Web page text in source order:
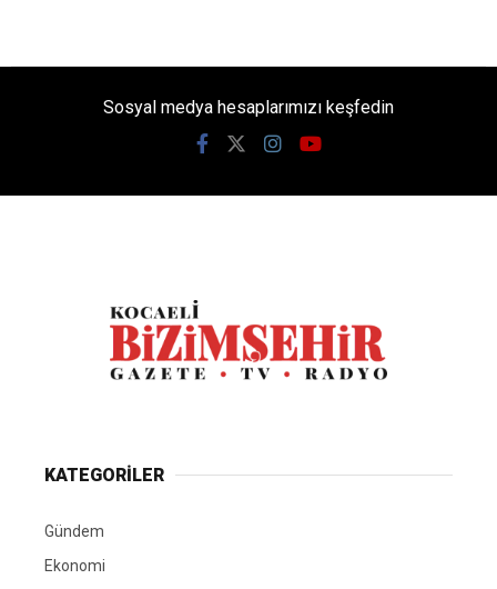
Sosyal medya hesaplarımızı keşfedin
KATEGORİLER
Gündem
Ekonomi